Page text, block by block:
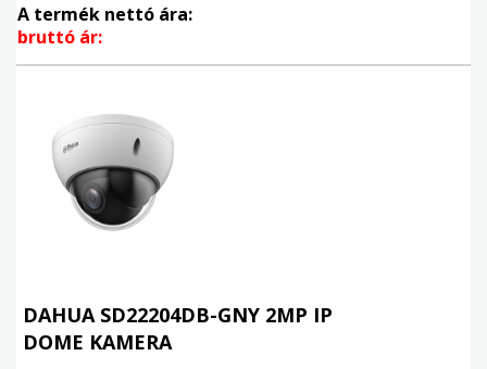
A termék nettó ára:
bruttó ár:
DAHUA SD22204DB-GNY 2MP IP
DOME KAMERA